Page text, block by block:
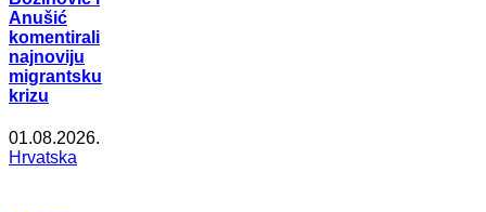
Anušić
komentirali
najnoviju
migrantsku
krizu
01.08.2026.
Hrvatska